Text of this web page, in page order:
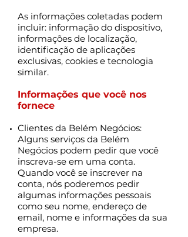
As informações coletadas podem
incluir: informação do dispositivo,
informações de localização,
identificação de aplicações
exclusivas, cookies e tecnologia
similar.
Informações que você nos
fornece
Clientes da Belém Negócios:
Alguns serviços da Belém
Negócios podem pedir que você
inscreva-se em uma conta.
Quando você se inscrever na
conta, nós poderemos pedir
algumas informações pessoais
como seu nome, endereço de
email, nome e informações da sua
empresa.